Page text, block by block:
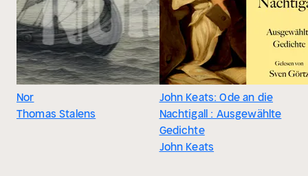
Nor
Thomas Stalens
John Keats: Ode an die
Nachtigall : Ausgewählte
Gedichte
John Keats